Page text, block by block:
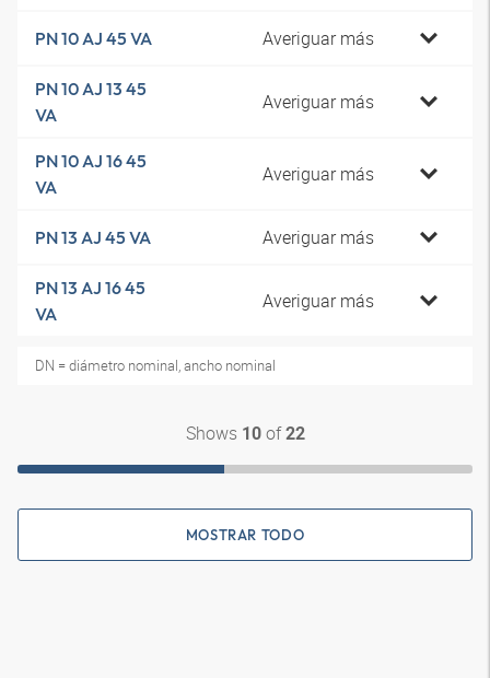
PN 10 AJ 45 VA Averiguar más
PN 10 AJ 13 45
VA
Averiguar más
PN 10 AJ 16 45
VA
Averiguar más
PN 13 AJ 45 VA Averiguar más
PN 13 AJ 16 45
VA
Averiguar más
DN = diámetro nominal, ancho nominal
Shows 10of22
MOSTRAR TODO